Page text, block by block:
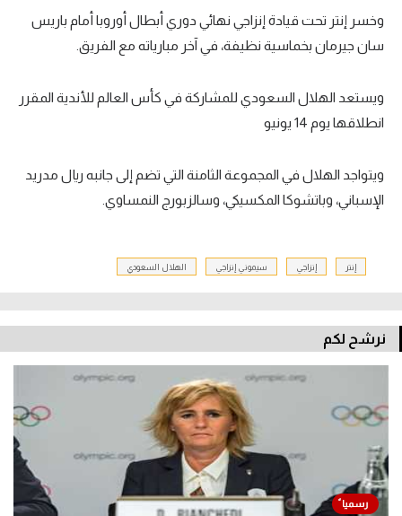
وخسر إنتر تحت قيادة إنزاجي نهائي دوري أبطال أوروبا أمام باريس
سان جيرمان بخماسية نظيفة، في آخر مبارياته مع الفريق.
ويستعد الهلال السعودي للمشاركة في كأس العالم للأندية المقرر
انطلاقها يوم 14 يونيو
ويتواجد الهلال في المجموعة الثامنة التي تضم إلى جانبه ريال مدريد
الإسباني، وباتشوكا المكسيكي، وسالزبورج النمساوي.
إنتر إنزاجي سيموني إنزاجي الهلال السعودي
نرشح لكم